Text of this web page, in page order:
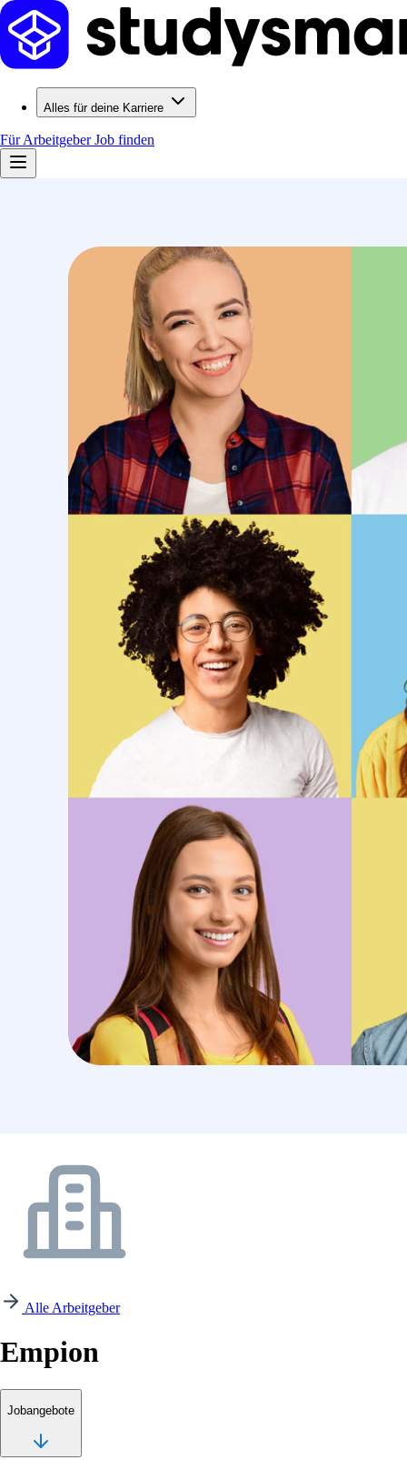
Alles für deine Karriere
Für ArbeitgeberJob finden
Alle Arbeitgeber
Empion
Jobangebote